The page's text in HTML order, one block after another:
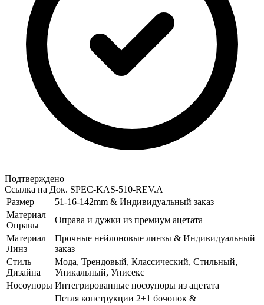
Подтверждено
Ссылка на Док. SPEC-KAS-510-REV.A
Размер
51-16-142mm & Индивидуальный заказ
Материал
Оправы
Оправа и дужки из премиум ацетата
Материал
Линз
Прочные нейлоновые линзы & Индивидуальный
заказ
Стиль
Дизайна
Мода, Трендовый, Классический, Стильный,
Уникальный, Унисекс
Носоупоры Интегрированные носоупоры из ацетата
Петля конструкции 2+1 бочонок &